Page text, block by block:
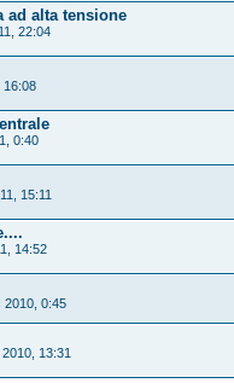
ad alta tensione
22:04
16:08
0:40
15:11
14:52
2010, 0:45
13:31